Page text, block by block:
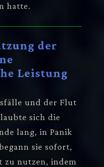
hatte.
der
Leistung
und der Flut
sich die
lang, in Panik
sie sofort,
zu nutzen, indem